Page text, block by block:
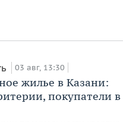
03 авг, 13:30
жилье в Казани:
покупатели в